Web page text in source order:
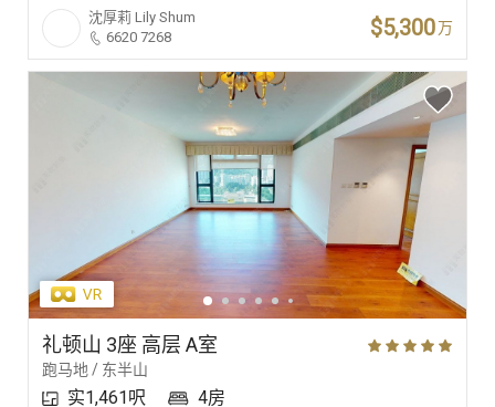
沈厚莉 Lily Shum
6620 7268
$5,300万
礼顿山 3座 高层 A室
跑马地 / 东半山
实1,461呎 4房